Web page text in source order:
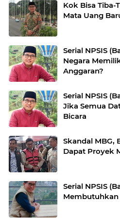
Kok Bisa Tiba-
Mata Uang
Serial NPSIS
Negara
Anggaran?
Serial NPSIS
Jika Semua
Bicara
Skandal MBG,
Dapat Proyek
Serial NPSIS
Membutuhkan